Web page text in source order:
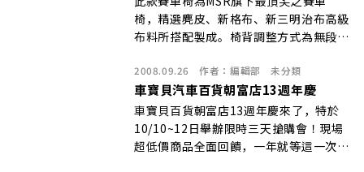
椅，精選麂皮、新格布、新三明治布高級
布料所搭配製成。椅背調整方式為無段可
到所需要的角度位置。設計方式完全符合
人體工學設計
2008.09.26 作者： 編輯部 未分類
車寶貝汽車百貨朝富店13週年慶
車寶貝百貨朝富店13週年慶來了，特於
10/10~12日舉辦限時三天搶購會！現場
超低價商品全面回饋，一年就等這一次，